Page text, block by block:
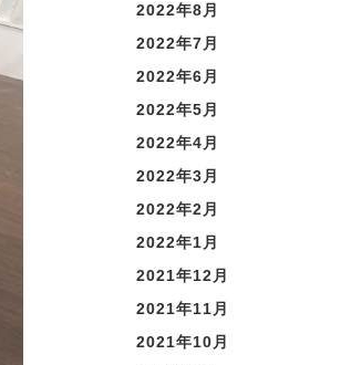
2022年8月
2022年7月
2022年6月
2022年5月
2022年4月
2022年3月
2022年2月
2022年1月
2021年12月
2021年11月
2021年10月